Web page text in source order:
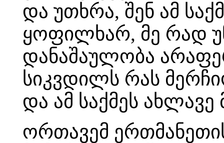
და უთხრა, შენ ამ
ყოფილხარ, მე რად
დანაშაულობა
სიკვდილს რას
და ამ საქმეს
ორთავემ